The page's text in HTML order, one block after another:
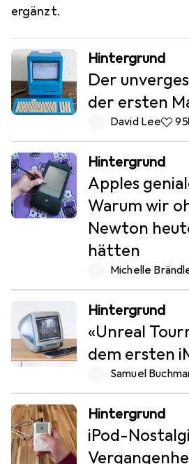
ergänzt.
Hintergrund
Der
der ersten
David Lee9595
Hintergrund
Apples
Warum wir
Newton
hätten
Michelle
Hintergrund
«Unreal
dem ersten
Samuel
Hintergrund
iPod-